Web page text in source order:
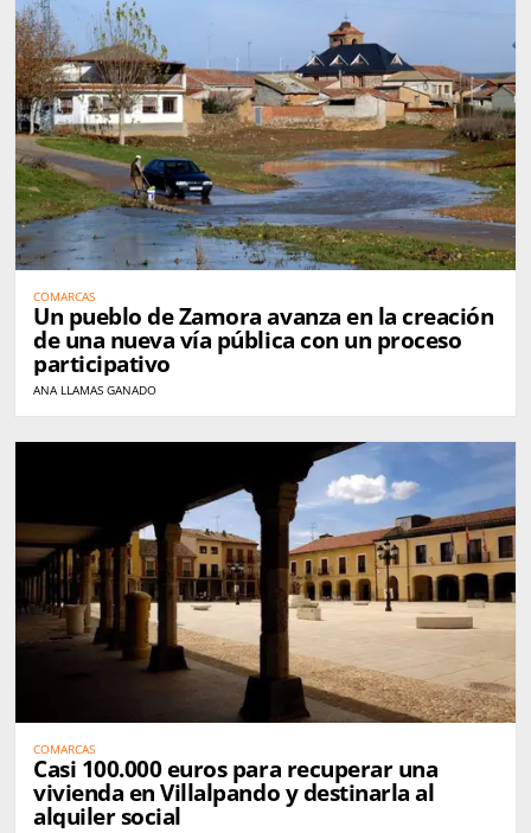
COMARCAS
Un pueblo de Zamora avanza en la creación
de una nueva vía pública con un proceso
participativo
ANA LLAMAS GANADO
COMARCAS
Casi 100.000 euros para recuperar una
vivienda en Villalpando y destinarla al
alquiler social